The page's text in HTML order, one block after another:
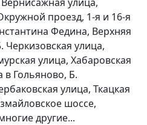
проезд, 1-я и 16-я
Федина, Верхняя
улица,
улица, Хабаровская
в Гольяново, Б.
улица, Ткацкая
шоссе,
другие...